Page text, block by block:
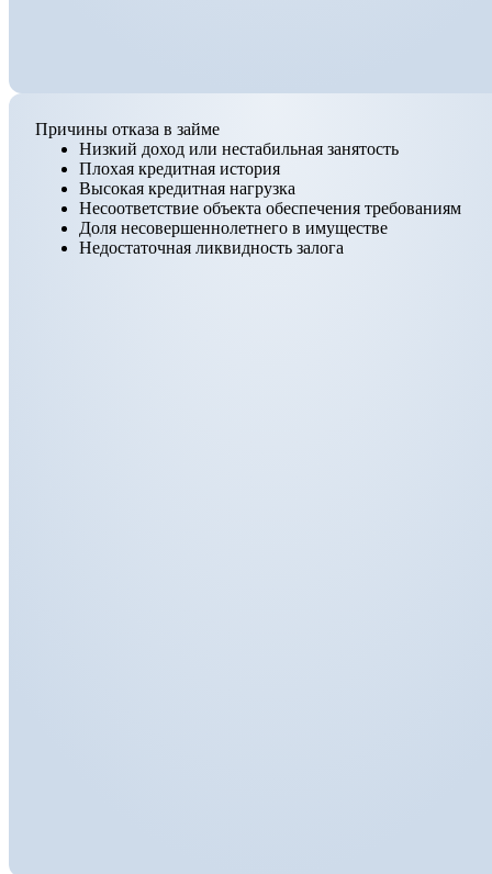
Причины отказа в займе
Низкий доход или нестабильная занятость
Плохая кредитная история
Высокая кредитная нагрузка
Несоответствие объекта обеспечения требованиям
Доля несовершеннолетнего в имуществе
Недостаточная ликвидность залога